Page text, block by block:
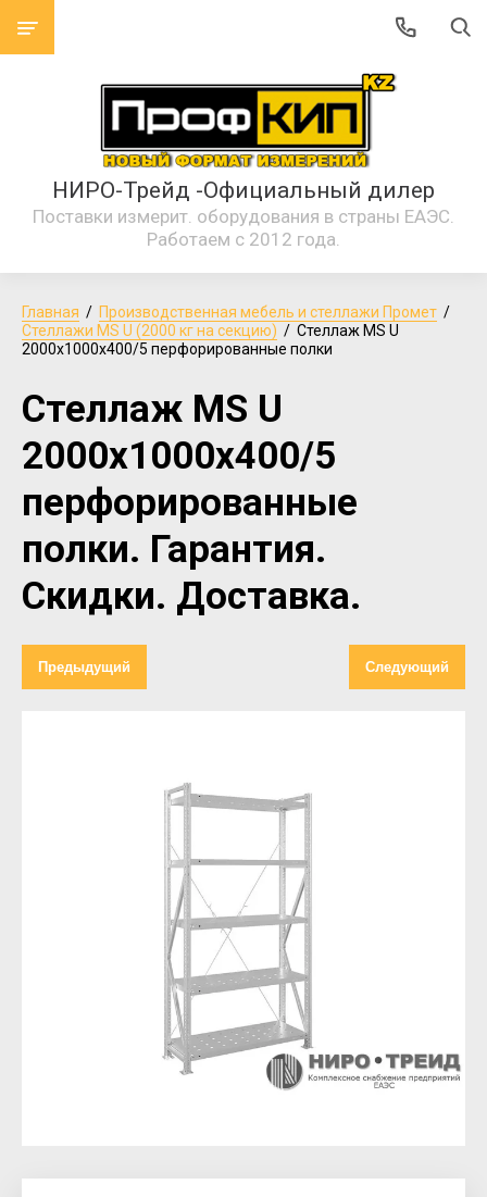
НИРО-Трейд -Официальный дилер
Поставки измерит. оборудования в страны ЕАЭС.
Работаем с 2012 года.
Главная
  /
Производственная мебель и стеллажи Промет
Стеллажи MS U (2000 кг на секцию)
  /  Стеллаж MS U
2000x1000x400/5 перфорированные полки
Стеллаж MS U
2000x1000x400/5
перфорированные
полки. Гарантия.
Скидки. Доставка.
Предыдущий Следующий